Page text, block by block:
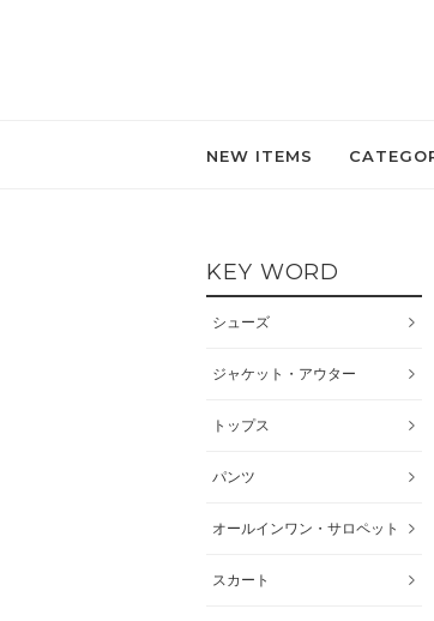
NEW ITEMS
KEY WORD
シューズ
ジャケット・アウター
トップス
パンツ
オールインワン・サロペット
スカート